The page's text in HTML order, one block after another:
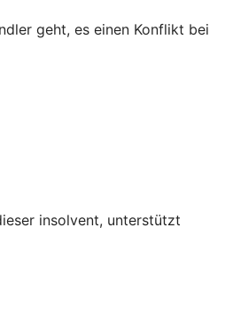
geht, es einen Konflikt bei
insolvent, unterstützt